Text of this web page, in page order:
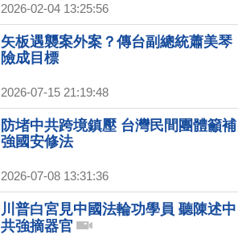
2026-02-04 13:25:56
矢板遇襲案外案？傳台副總統蕭美琴
險成目標
2026-07-15 21:19:48
防堵中共跨境鎮壓 台灣民間團體籲補
強國安修法
2026-07-08 13:31:36
川普白宮見中國法輪功學員 聽陳述中
共強摘器官